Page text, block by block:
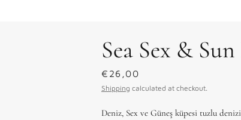
Sea Sex &
€26,00
Shipping calculated at checkout.
Deniz, Sex ve Güneş küpesi tuzlu